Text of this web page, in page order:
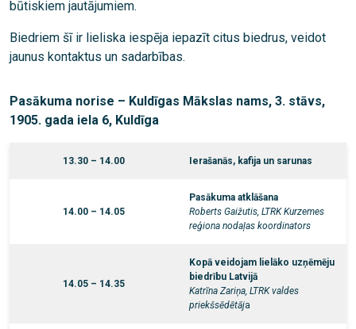
būtiskiem jautājumiem.
Biedriem šī ir lieliska iespēja iepazīt citus biedrus, veidot
jaunus kontaktus un sadarbības.
Pasākuma norise – Kuldīgas Mākslas nams, 3. stāvs,
1905. gada iela 6, Kuldīga
13.30 – 14.00 Ierašanās, kafija un sarunas
14.00 – 14.05
Pasākuma atklāšana
Roberts Gaižutis, LTRK Kurzemes
reģiona nodaļas koordinators
14.05 – 14.35
Kopā veidojam lielāko uzņēmēju
biedrību Latvijā
Katrīna Zariņa, LTRK valdes
priekšsēdētāja